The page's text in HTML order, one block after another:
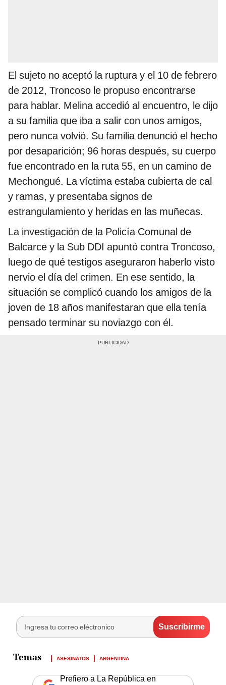
El sujeto no aceptó la ruptura y el 10 de febrero
de 2012, Troncoso le propuso encontrarse
para hablar. Melina accedió al encuentro, le dijo
a su familia que iba a salir con unos amigos,
pero nunca volvió. Su familia denunció el hecho
por desaparición; 96 horas después, su cuerpo
fue encontrado en la ruta 55, en un camino de
Mechongué. La víctima estaba cubierta de cal
y ramas, y presentaba signos de
estrangulamiento y heridas en las muñecas.
La investigación de la Policía Comunal de
Balcarce y la Sub DDI apuntó contra Troncoso,
luego de qué testigos aseguraron haberlo visto
nervio el día del crimen. En ese sentido, la
situación se complicó cuando los amigos de la
joven de 18 años manifestaran que ella tenía
pensado terminar su noviazgo con él.
ASESINATOS ARGENTINA
Prefiero a La República en